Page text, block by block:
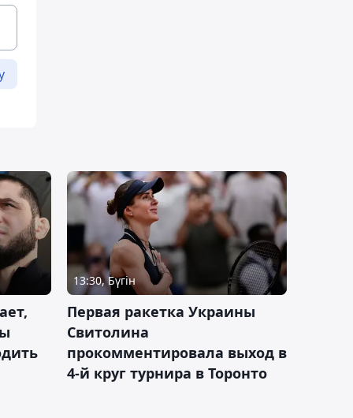
13:30, Бүгін
Первая ракетка Украины
Свитолина
прокомментировала выход в
4-й круг турнира в Торонто